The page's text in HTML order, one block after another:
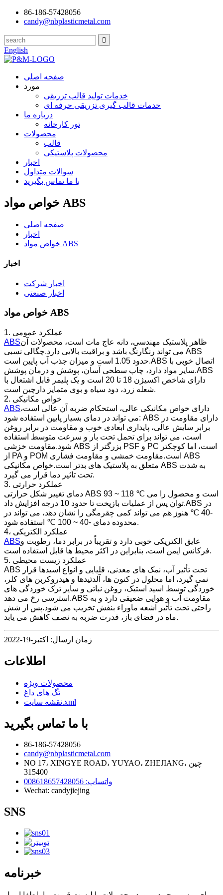
86-186-57428056
candy@nbplasticmetal.com
English
صفحه اصلی
مورد
خدمات تولید قالب تزریقی
خدمات قالب گیری تزریقی حرفه ای
درباره ما
تور کارخانه
محصولات
قالب
محصولات پلاستیکی
اخبار
سوالات متداول
با ما تماس بگیرید
خواص مواد ABS
صفحه اصلی
اخبار
خواص مواد ABS
اخبار
اخبار شرکت
اخبار صنعتی
خواص مواد ABS
1. عملکرد عمومی
ABSظاهر پلاستیک مهندسی، دانه عاج مات است، محصولات آن
می تواند رنگارنگ باشد و براقیت بالایی دارد.چگالی نسبی ABS
حدود 1.05 است و میزان جذب آب پایین است.ABS اتصال خوبی با
سایر مواد دارد، چاپ سطحی آسان، پوشش و درمان پوشش.ABS
دارای شاخص اکسیژن 18 تا 20 است و یک پلیمر قابل اشتعال با
شعله زرد، دود سیاه و بوی متمایز دارچین است.
2. خواص مکانیکی
ABSدارای خواص مکانیکی عالی، استحکام ضربه آن عالی است،
می تواند در دمای بسیار پایین استفاده شود: ABS دارای مقاومت در
برابر سایش عالی، پایداری ابعادی خوب و مقاومت در برابر روغن
است، می تواند برای تحمل تحت بار و سرعت متوسط ​​استفاده
شود.مقاومت خزشی ABS بزرگتر از PSF و PC است، اما کوچکتر
از PA و POM است.مقاومت خمشی و مقاومت فشاری ABS
متعلق به پلاستیک های بدتر است.خواص مکانیکی ABS به شدت
تحت تاثیر دما قرار می گیرد.
3. عملکرد حرارتی
دمای تغییر شکل حرارتی ABS 93 ~ 118 ℃ است و محصول را می
توان پس از عملیات بازپخت تا حدود 10 درجه افزایش داد.ABS در
-40 ℃ هنوز هم می تواند کمی چقرمگی را نشان دهد، می تواند در
محدوده دمای -40 ~ 100 ℃ استفاده شود.
4، عملکرد الکتریکی
ABSعایق الکتریکی خوبی دارد و تقریباً در برابر دما، رطوبت و
فرکانس ایمن است، بنابراین در اکثر محیط ها قابل استفاده است.
5. عملکرد زیست محیطی
ABS تحت تأثیر آب، نمک های معدنی، قلیایی و انواع اسیدها قرار
نمی گیرد، اما محلول در کتون ها، آلدئیدها و هیدروکربن های کلر،
خوردگی توسط اسید استیک، روغن نباتی و سایر ترک خوردگی های
استرسی رخ می دهد.ABS مقاومت آب و هوایی ضعیفی دارد و به
راحتی تحت تأثیر اشعه ماوراء بنفش تخریب می شود.پس از شش
ماه در فضای باز، قدرت ضربه به نصف کاهش می یابد.
زمان ارسال: اکتبر-19-2022
اطلاعات
محصولات ویژه
تگ های داغ
نقشه سایت.xml
با ما تماس بگیرید
86-186-57428056
candy@nbplasticmetal.com
NO 17، XINGYE ROAD، YUYAO، ZHEJIANG، چین
315400
واتساپ: 008618657428056
Wechat: candyjiejing
SNS
خبرنامه